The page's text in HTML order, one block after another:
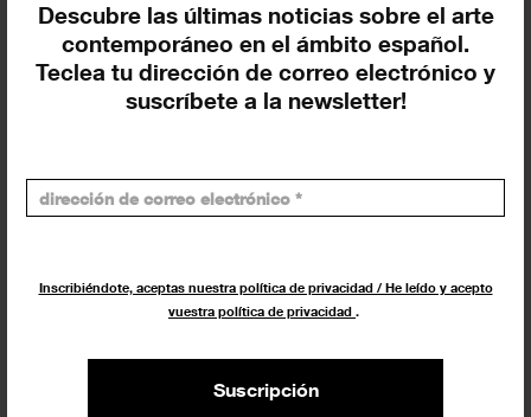
Descubre las últimas noticias sobre el arte
contemporáneo en el ámbito español.
Teclea tu dirección de correo electrónico y
suscríbete a la newsletter!
Inscribiéndote, aceptas nuestra política de privacidad / He leído y acepto
vuestra política de privacidad .
Suscripción
Exposiciones y eventos
En curso y futuros